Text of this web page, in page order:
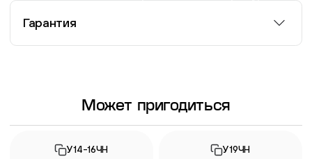
Гарантия
Информация о гарантии
Может пригодиться
У14-16ЧН У19ЧН